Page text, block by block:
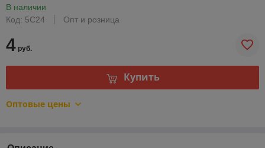
В наличии
Код: 5С24
Опт и розница
4 руб.
Купить
Оптовые цены